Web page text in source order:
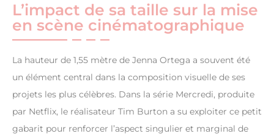
L’impact de sa taille sur la mise
en scène cinématographique
La hauteur de 1,55 mètre de Jenna Ortega a souvent été
un élément central dans la composition visuelle de ses
projets les plus célèbres. Dans la série Mercredi, produite
par Netflix, le réalisateur Tim Burton a su exploiter ce petit
gabarit pour renforcer l’aspect singulier et marginal de